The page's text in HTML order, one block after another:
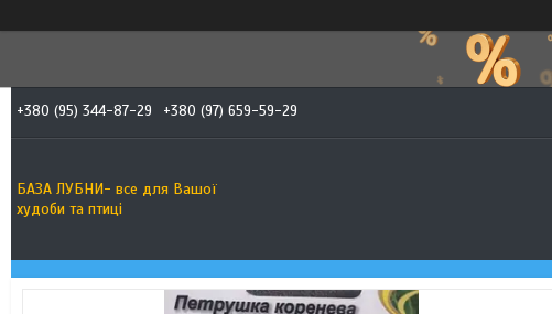
+380 (95) 344-87-29 +380 (97) 659-59-29
БАЗА ЛУБНИ- все для Вашої
худоби та птиці